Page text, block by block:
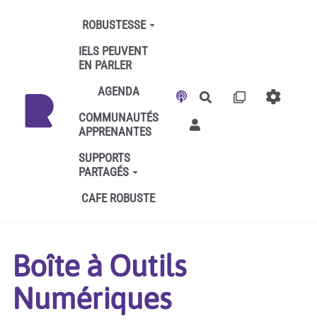
Aller au contenu principal
ROBUSTESSE
IELS PEUVENT
EN PARLER
AGENDA
COMMUNAUTÉS
APPRENANTES
SUPPORTS
PARTAGÉS
CAFE ROBUSTE
Rechercher
Boîte à Outils
Numériques